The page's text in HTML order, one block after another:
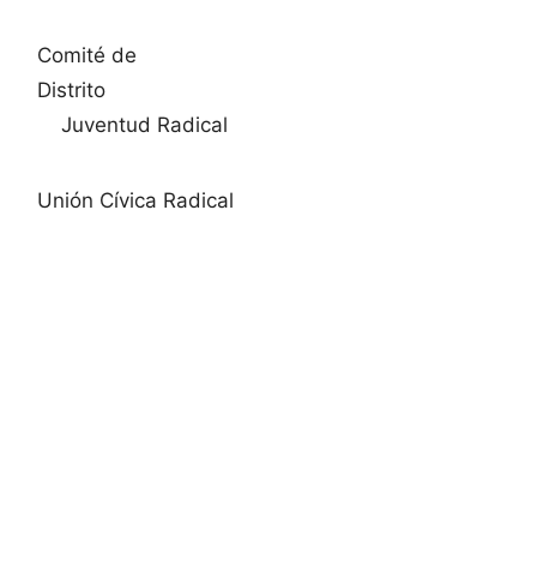
Comité de
Distrito
Juventud Radical
Unión Cívica Radical